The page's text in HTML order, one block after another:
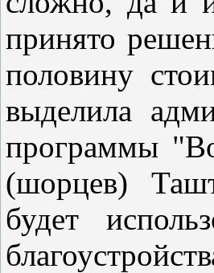
принято
половину
выделила
программы
(шорцев)
будет